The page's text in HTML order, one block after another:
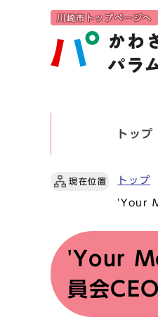
川崎市トップページへ
トップ
現在位置 トップ
'Your
'Your
員会